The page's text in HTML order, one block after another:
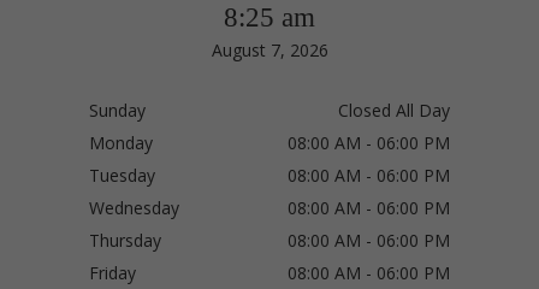
8:25 am
August 7, 2026
Sunday
Closed All Day
Monday
08:00 AM - 06:00 PM
Tuesday
08:00 AM - 06:00 PM
Wednesday
08:00 AM - 06:00 PM
Thursday
08:00 AM - 06:00 PM
Friday
08:00 AM - 06:00 PM